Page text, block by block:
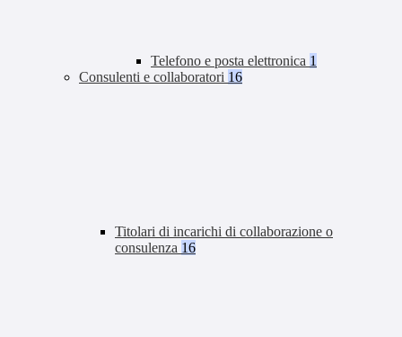
Telefono e posta elettronica 1
Consulenti e collaboratori 16
Titolari di incarichi di collaborazione o
consulenza 16